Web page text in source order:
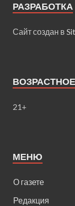
РАЗРАБОТКА
Сайт создан в
21+
МЕНЮ
О газете
Редакция